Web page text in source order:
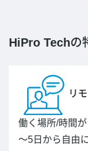
HiPro Techの
リ
働く場所/時間
～5日から自由